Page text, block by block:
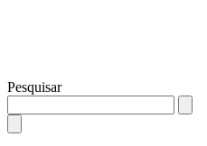
Pesquisar